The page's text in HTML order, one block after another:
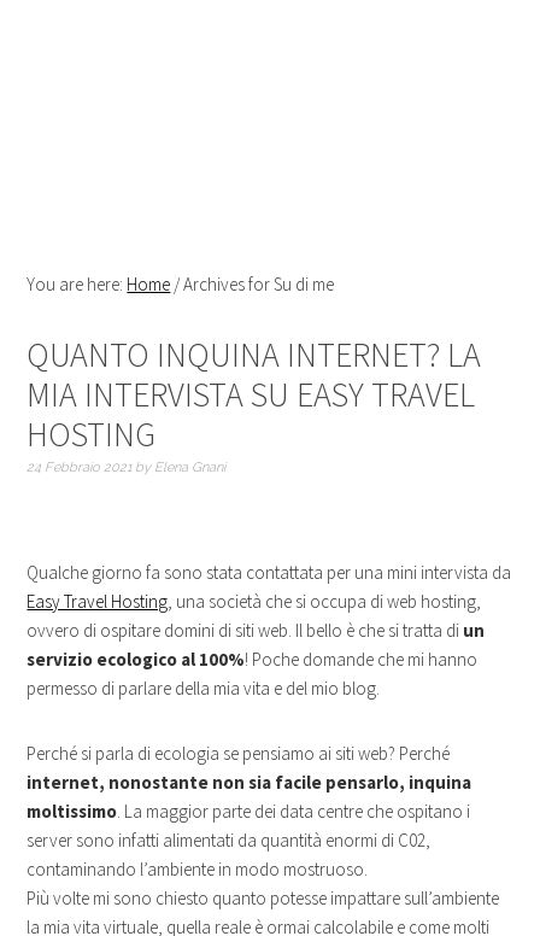
You are here: Home /Archives for Su di me
QUANTO INQUINA INTERNET? LA
MIA INTERVISTA SU EASY TRAVEL
HOSTING
24 Febbraio 2021by Elena Gnani
Qualche giorno fa sono stata contattata per una mini intervista da
Easy Travel Hosting, una società che si occupa di web hosting,
ovvero di ospitare domini di siti web. Il bello è che si tratta di un
servizio ecologico al 100%! Poche domande che mi hanno
permesso di parlare della mia vita e del mio blog.
Perché si parla di ecologia se pensiamo ai siti web? Perché
internet, nonostante non sia facile pensarlo, inquina
moltissimo. La maggior parte dei data centre che ospitano i
server sono infatti alimentati da quantità enormi di C02,
contaminando l’ambiente in modo mostruoso.
Più volte mi sono chiesto quanto potesse impattare sull’ambiente
la mia vita virtuale, quella reale è ormai calcolabile e come molti